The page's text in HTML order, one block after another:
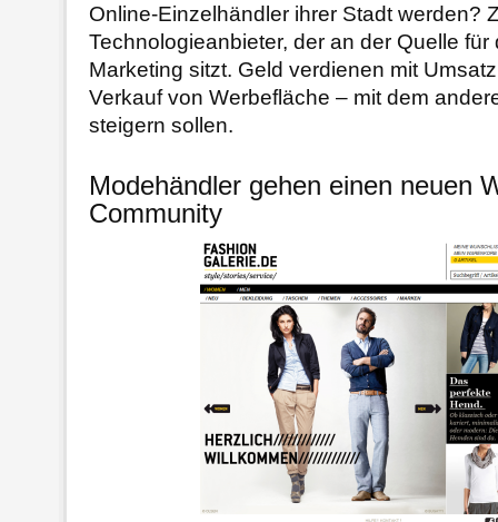
Online-Einzelhändler ihrer Stadt werden?
Technologieanbieter, der an der Quelle für
Marketing sitzt. Geld verdienen mit
Verkauf von Werbefläche – mit dem
steigern sollen.
Modehändler gehen einen neuen
Community